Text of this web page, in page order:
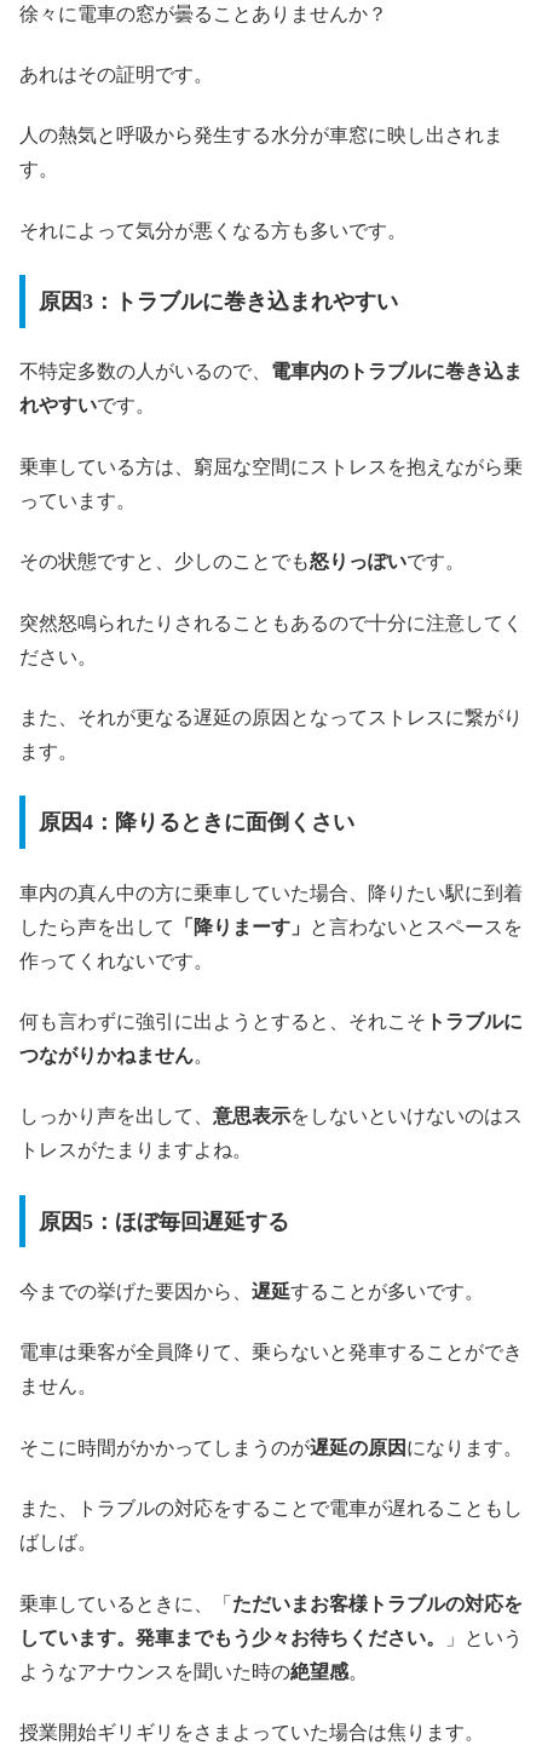
徐々に電車の窓が曇ることありませんか？
あれはその証明です。
人の熱気と呼吸から発生する水分が車窓に映し出されま
す。
それによって気分が悪くなる方も多いです。
原因3：トラブルに巻き込まれやすい
不特定多数の人がいるので、 電車内のトラブルに巻き込ま
れやすいです。
乗車している方は、窮屈な空間にストレスを抱えながら乗
っています。
その状態ですと、少しのことでも怒りっぽいです。
突然怒鳴られたりされることもあるので十分に注意してく
ださい。
また、それが更なる遅延の原因となってストレスに繋がり
ます。
原因4：降りるときに面倒くさい
車内の真ん中の方に乗車していた場合、降りたい駅に到着
したら声を出して
「降りまーす」
と言わないとスペースを
作ってくれないです。
何も言わずに強引に出ようとすると、それこそ トラブルに
つながりかねません。
しっかり声を出して、 意思表示をしないといけないのはス
トレスがたまりますよね。
原因5：ほぼ毎回遅延する
今までの挙げた要因から、 遅延することが多いです。
電車は乗客が全員降りて、乗らないと発車することができ
ません。
そこに時間がかかってしまうのが遅延の原因 になります。
また、トラブルの対応をすることで電車が遅れることもし
ばしば。
乗車しているときに、「 ただいまお客様トラブルの対応を
しています。発車までもう少々お待ちください。
」という
ようなアナウンスを聞いた時の絶望感。
授業開始ギリギリをさまよっていた場合は焦ります。